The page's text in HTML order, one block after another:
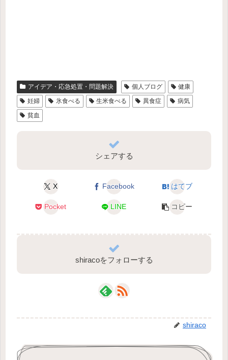
アイデア・応急処置・問題解決 個人ブログ
健康
妊婦
氷食べる 生米食べる 異食症
病気
貧血
シェアする
X Facebook はてブ
Pocket LINE コピー
shiracoをフォローする
shiraco